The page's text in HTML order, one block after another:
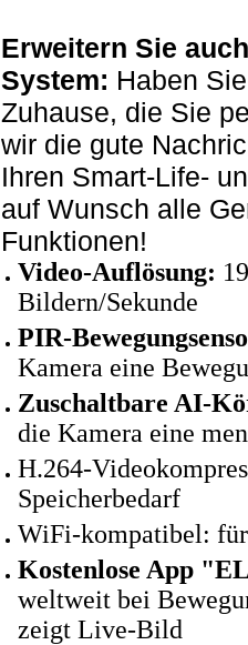
Erweitern Sie
System: Haben
Zuhause, die Sie
wir die gute
Ihren Smart-Life-
auf Wunsch alle
Funktionen!
Video-Auflösung:
Bildern/Sekunde
PIR-
Kamera eine
Zuschaltbare AI-
die Kamera eine
H.264-
Speicherbedarf
WiFi-kompatibel:
Kostenlose App
weltweit bei
zeigt Live-Bild